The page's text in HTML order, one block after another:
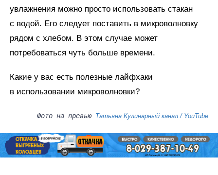
увлажнения можно просто использовать стакан
с водой. Его следует поставить в микроволновку
рядом с хлебом. В этом случае может
потребоваться чуть больше времени.
Какие у вас есть полезные лайфхаки
в использовании микроволновки?
Фото на превью Татьяна Кулинарный канал / YouTube